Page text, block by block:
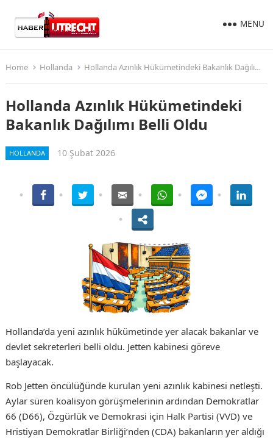
MENU
Home Hollanda Hollanda Azınlık Hükümetindeki Bakanlık Dağılımı Belli Oldu
Hollanda Azınlık Hükümetindeki
Bakanlık Dağılımı Belli Oldu
HOLLANDA 10 Şubat 2026
Hollanda’da yeni azınlık hükümetinde yer alacak bakanlar ve
devlet sekreterleri belli oldu. Jetten kabinesi göreve
başlayacak.
Rob Jetten öncülüğünde kurulan yeni azınlık kabinesi netleşti.
Aylar süren koalisyon görüşmelerinin ardından Demokratlar
66 (D66), Özgürlük ve Demokrasi için Halk Partisi (VVD) ve
Hristiyan Demokratlar Birliği’nden (CDA) bakanların yer aldığı